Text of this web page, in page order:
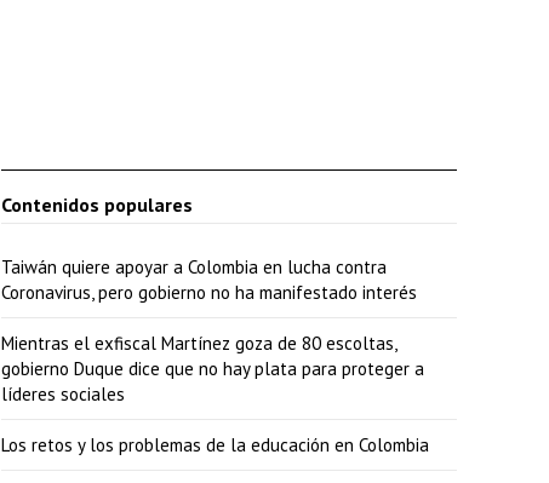
i
a
a
b
j
Contenidos populares
Taiwán quiere apoyar a Colombia en lucha contra
Coronavirus, pero gobierno no ha manifestado interés
Mientras el exfiscal Martínez goza de 80 escoltas,
gobierno Duque dice que no hay plata para proteger a
líderes sociales
Los retos y los problemas de la educación en Colombia